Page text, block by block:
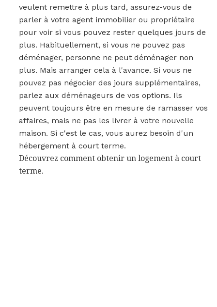
veulent remettre à plus tard, assurez-vous de
parler à votre agent immobilier ou propriétaire
pour voir si vous pouvez rester quelques jours de
plus. Habituellement, si vous ne pouvez pas
déménager, personne ne peut déménager non
plus. Mais arranger cela à l'avance. Si vous ne
pouvez pas négocier des jours supplémentaires,
parlez aux déménageurs de vos options. Ils
peuvent toujours être en mesure de ramasser vos
affaires, mais ne pas les livrer à votre nouvelle
maison. Si c'est le cas, vous aurez besoin d'un
hébergement à court terme.
Découvrez comment obtenir un logement à court
terme.